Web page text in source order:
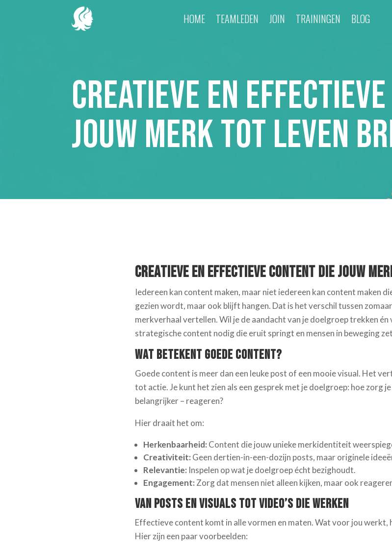
HOME TEAMLEDEN JOIN TRAININGEN BLOG
Creatieve en
Jouw Merk tot Leven
Creatieve en Effectieve Content die Jouw
Iedereen kan content maken, maar niet iedereen kan content maken
gezien wordt, maar ook blijft hangen. Dat is het verschil tussen
merkverhaal vertellen. Wil je de aandacht van je doelgroep trekken én
strategische content nodig die eruit springt en mensen in beweging
Wat Betekent Goede Content?
Goede content is meer dan een leuke post of een mooie visual. Het
tot actie. Je kunt het zien als een gesprek met je doelgroep: hoe zorg
belangrijker – reageren?
Hier draait het om:
Herkenbaarheid: Content die jouw unieke merkidentiteit
Creativiteit: Geen dertien-in-een-dozijn posts, maar originele
Relevantie: Inspelen op wat je doelgroep écht bezighoudt.
Engagement: Zorg dat mensen niet alleen kijken, maar ook
Van Posts en Visuals tot Video’s die Werken
Effectieve content komt in alle vormen en maten. Wat voor jou werkt,
Hier zijn een paar voorbeelden: